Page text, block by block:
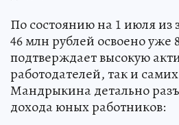
По состоянию на 1 июля из
46 млн рублей освоено уже
подтверждает высокую
работодателей, так и
Мандрыкина детально
дохода юных работников: